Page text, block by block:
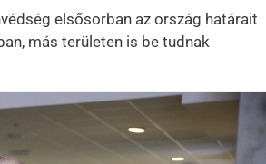
elsősorban az ország határait
más területen is be tudnak